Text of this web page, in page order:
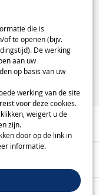
die is
of te openen (bijv.
De werking
aan uw
op basis van uw
werking van de site
voor deze cookies.
weigert u de
zijn.
door op de link in
informatie.